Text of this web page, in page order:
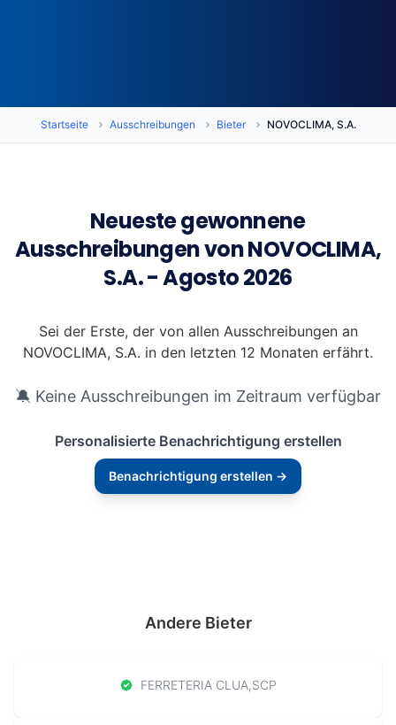
Startseite Ausschreibungen Bieter NOVOCLIMA, S.A.
Neueste gewonnene
Ausschreibungen von NOVOCLIMA,
S.A. - Agosto 2026
Sei der Erste, der von allen Ausschreibungen an
NOVOCLIMA, S.A. in den letzten 12 Monaten erfährt.
🔕 Keine Ausschreibungen im Zeitraum verfügbar
Personalisierte Benachrichtigung erstellen
Benachrichtigung erstellen →
Andere Bieter
FERRETERIA CLUA,SCP